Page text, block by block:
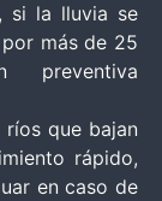
si la lluvia se
más de 25
preventiva
ríos que bajan
rápido,
en caso de